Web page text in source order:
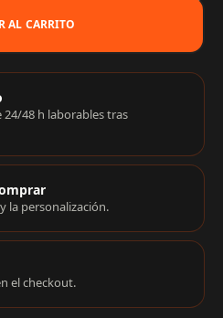
AL CARRITO
24/48 h laborables tras
la personalización.
el checkout.